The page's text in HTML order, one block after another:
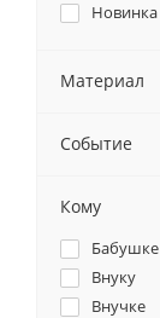
Новинка
Материал
Событие
Кому
Бабушке
Внуку
Внучке